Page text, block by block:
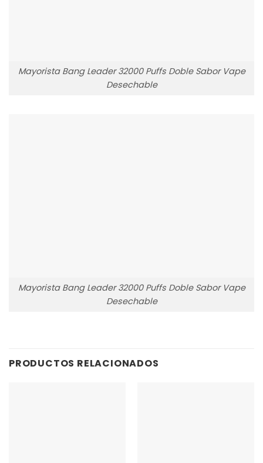
Mayorista Bang Leader 32000 Puffs Doble Sabor Vape
Desechable
Mayorista Bang Leader 32000 Puffs Doble Sabor Vape
Desechable
PRODUCTOS RELACIONADOS